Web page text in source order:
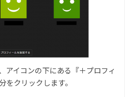
アイコンの下にある『＋プロフィ
をクリックします。